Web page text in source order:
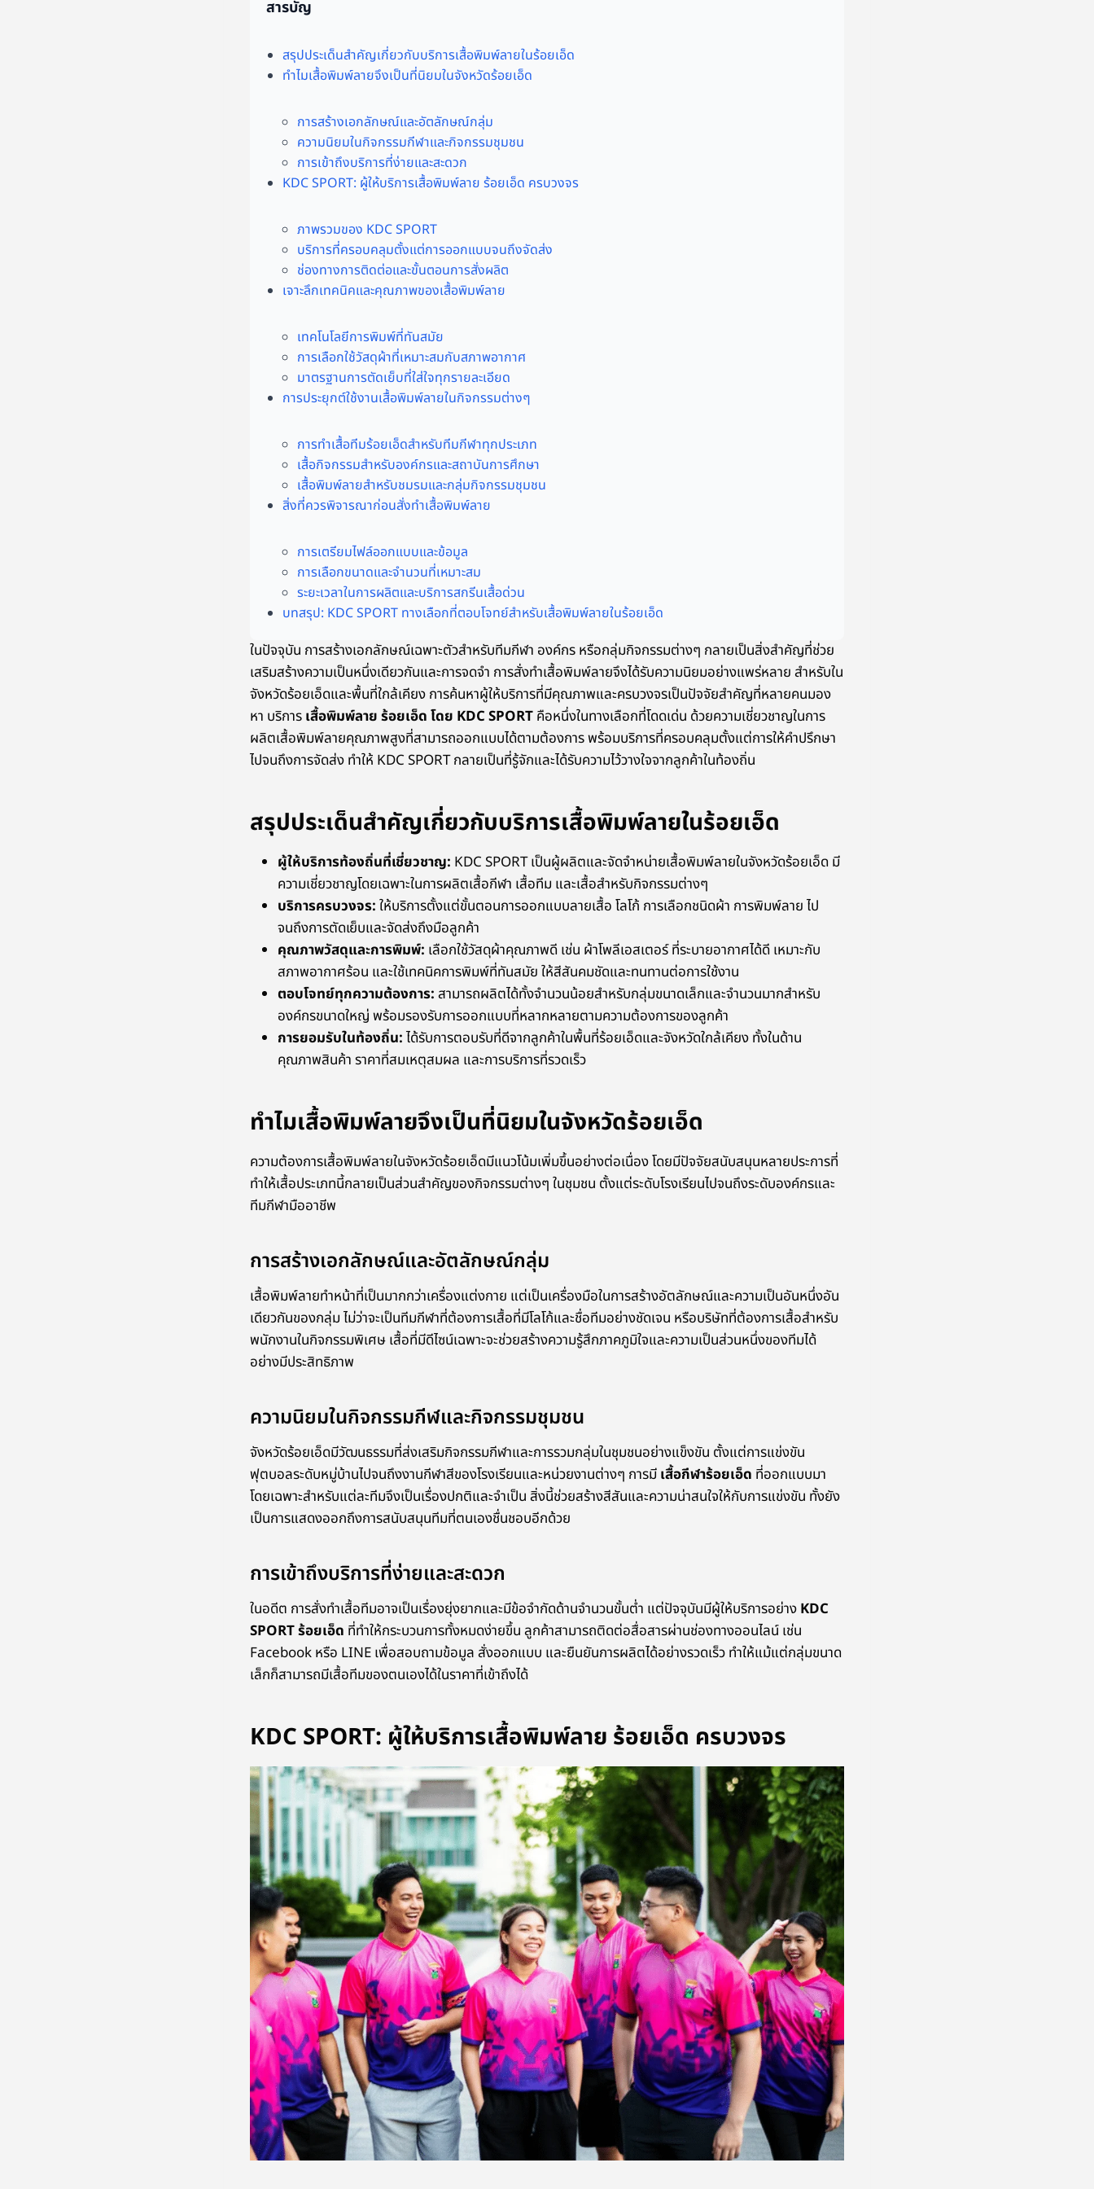
สารบัญ
สรุปประเด็นสำคัญเกี่ยวกับบริการเสื้อพิมพ์ลายในร้อยเอ็ด
ทำไมเสื้อพิมพ์ลายจึงเป็นที่นิยมในจังหวัดร้อยเอ็ด
การสร้างเอกลักษณ์และอัตลักษณ์กลุ่ม
ความนิยมในกิจกรรมกีฬาและกิจกรรมชุมชน
การเข้าถึงบริการที่ง่ายและสะดวก
KDC SPORT: ผู้ให้บริการเสื้อพิมพ์ลาย ร้อยเอ็ด ครบวงจร
ภาพรวมของ KDC SPORT
บริการที่ครอบคลุมตั้งแต่การออกแบบจนถึงจัดส่ง
ช่องทางการติดต่อและขั้นตอนการสั่งผลิต
เจาะลึกเทคนิคและคุณภาพของเสื้อพิมพ์ลาย
เทคโนโลยีการพิมพ์ที่ทันสมัย
การเลือกใช้วัสดุผ้าที่เหมาะสมกับสภาพอากาศ
มาตรฐานการตัดเย็บที่ใส่ใจทุกรายละเอียด
การประยุกต์ใช้งานเสื้อพิมพ์ลายในกิจกรรมต่างๆ
การทำเสื้อทีมร้อยเอ็ดสำหรับทีมกีฬาทุกประเภท
เสื้อกิจกรรมสำหรับองค์กรและสถาบันการศึกษา
เสื้อพิมพ์ลายสำหรับชมรมและกลุ่มกิจกรรมชุมชน
สิ่งที่ควรพิจารณาก่อนสั่งทำเสื้อพิมพ์ลาย
การเตรียมไฟล์ออกแบบและข้อมูล
การเลือกขนาดและจำนวนที่เหมาะสม
ระยะเวลาในการผลิตและบริการสกรีนเสื้อด่วน
บทสรุป: KDC SPORT ทางเลือกที่ตอบโจทย์สำหรับเสื้อพิมพ์ลายในร้อยเอ็ด
ในปัจจุบัน การสร้างเอกลักษณ์เฉพาะตัวสำหรับทีมกีฬา องค์กร หรือกลุ่มกิจกรรมต่างๆ กลายเป็นสิ่งสำคัญที่ช่วย
เสริมสร้างความเป็นหนึ่งเดียวกันและการจดจำ การสั่งทำเสื้อพิมพ์ลายจึงได้รับความนิยมอย่างแพร่หลาย สำหรับใน
จังหวัดร้อยเอ็ดและพื้นที่ใกล้เคียง การค้นหาผู้ให้บริการที่มีคุณภาพและครบวงจรเป็นปัจจัยสำคัญที่หลายคนมอง
หา บริการเสื้อพิมพ์ลาย ร้อยเอ็ด โดย KDC SPORTคือหนึ่งในทางเลือกที่โดดเด่น ด้วยความเชี่ยวชาญในการ
ผลิตเสื้อพิมพ์ลายคุณภาพสูงที่สามารถออกแบบได้ตามต้องการ พร้อมบริการที่ครอบคลุมตั้งแต่การให้คำปรึกษา
ไปจนถึงการจัดส่ง ทำให้ KDC SPORT กลายเป็นที่รู้จักและได้รับความไว้วางใจจากลูกค้าในท้องถิ่น
สรุปประเด็นสำคัญเกี่ยวกับบริการเสื้อพิมพ์ลายในร้อยเอ็ด
ผู้ให้บริการท้องถิ่นที่เชี่ยวชาญ: KDC SPORT เป็นผู้ผลิตและจัดจำหน่ายเสื้อพิมพ์ลายในจังหวัดร้อยเอ็ด มี
ความเชี่ยวชาญโดยเฉพาะในการผลิตเสื้อกีฬา เสื้อทีม และเสื้อสำหรับกิจกรรมต่างๆ
บริการครบวงจร:ให้บริการตั้งแต่ขั้นตอนการออกแบบลายเสื้อ โลโก้ การเลือกชนิดผ้า การพิมพ์ลาย ไป
จนถึงการตัดเย็บและจัดส่งถึงมือลูกค้า
คุณภาพวัสดุและการพิมพ์: เลือกใช้วัสดุผ้าคุณภาพดี เช่น ผ้าโพลีเอสเตอร์ ที่ระบายอากาศได้ดี เหมาะกับ
สภาพอากาศร้อน และใช้เทคนิคการพิมพ์ที่ทันสมัย ให้สีสันคมชัดและทนทานต่อการใช้งาน
ตอบโจทย์ทุกความต้องการ:สามารถผลิตได้ทั้งจำนวนน้อยสำหรับกลุ่มขนาดเล็กและจำนวนมากสำหรับ
องค์กรขนาดใหญ่ พร้อมรองรับการออกแบบที่หลากหลายตามความต้องการของลูกค้า
การยอมรับในท้องถิ่น:ได้รับการตอบรับที่ดีจากลูกค้าในพื้นที่ร้อยเอ็ดและจังหวัดใกล้เคียง ทั้งในด้าน
คุณภาพสินค้า ราคาที่สมเหตุสมผล และการบริการที่รวดเร็ว
ทำไมเสื้อพิมพ์ลายจึงเป็นที่นิยมในจังหวัดร้อยเอ็ด
ความต้องการเสื้อพิมพ์ลายในจังหวัดร้อยเอ็ดมีแนวโน้มเพิ่มขึ้นอย่างต่อเนื่อง โดยมีปัจจัยสนับสนุนหลายประการที่
ทำให้เสื้อประเภทนี้กลายเป็นส่วนสำคัญของกิจกรรมต่างๆ ในชุมชน ตั้งแต่ระดับโรงเรียนไปจนถึงระดับองค์กรและ
ทีมกีฬามืออาชีพ
การสร้างเอกลักษณ์และอัตลักษณ์กลุ่ม
เสื้อพิมพ์ลายทำหน้าที่เป็นมากกว่าเครื่องแต่งกาย แต่เป็นเครื่องมือในการสร้างอัตลักษณ์และความเป็นอันหนึ่งอัน
เดียวกันของกลุ่ม ไม่ว่าจะเป็นทีมกีฬาที่ต้องการเสื้อที่มีโลโก้และชื่อทีมอย่างชัดเจน หรือบริษัทที่ต้องการเสื้อสำหรับ
พนักงานในกิจกรรมพิเศษ เสื้อที่มีดีไซน์เฉพาะจะช่วยสร้างความรู้สึกภาคภูมิใจและความเป็นส่วนหนึ่งของทีมได้
อย่างมีประสิทธิภาพ
ความนิยมในกิจกรรมกีฬและกิจกรรมชุมชน
จังหวัดร้อยเอ็ดมีวัฒนธรรมที่ส่งเสริมกิจกรรมกีฬาและการรวมกลุ่มในชุมชนอย่างแข็งขัน ตั้งแต่การแข่งขัน
ฟุตบอลระดับหมู่บ้านไปจนถึงงานกีฬาสีของโรงเรียนและหน่วยงานต่างๆ การมีเสื้อกีฬาร้อยเอ็ด ที่ออกแบบมา
โดยเฉพาะสำหรับแต่ละทีมจึงเป็นเรื่องปกติและจำเป็น สิ่งนี้ช่วยสร้างสีสันและความน่าสนใจให้กับการแข่งขัน ทั้งยัง
เป็นการแสดงออกถึงการสนับสนุนทีมที่ตนเองชื่นชอบอีกด้วย
การเข้าถึงบริการที่ง่ายและสะดวก
ในอดีต การสั่งทำเสื้อทีมอาจเป็นเรื่องยุ่งยากและมีข้อจำกัดด้านจำนวนขั้นต่ำ แต่ปัจจุบันมีผู้ให้บริการอย่างKDC
SPORT ร้อยเอ็ด ที่ทำให้กระบวนการทั้งหมดง่ายขึ้น ลูกค้าสามารถติดต่อสื่อสารผ่านช่องทางออนไลน์ เช่น
Facebook หรือ LINE เพื่อสอบถามข้อมูล สั่งออกแบบ และยืนยันการผลิตได้อย่างรวดเร็ว ทำให้แม้แต่กลุ่มขนาด
เล็กก็สามารถมีเสื้อทีมของตนเองได้ในราคาที่เข้าถึงได้
KDC SPORT: ผู้ให้บริการเสื้อพิมพ์ลาย ร้อยเอ็ด ครบวงจร